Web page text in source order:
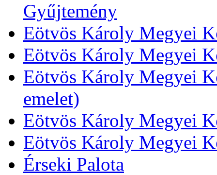
Gyűjtemény
Eötvös Károly Megyei
Eötvös Károly Megyei
Eötvös Károly Megyei
emelet)
Eötvös Károly Megyei
Eötvös Károly Megyei
Érseki Palota